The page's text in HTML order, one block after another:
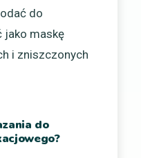
do
jako maskę
i zniszczonych
do